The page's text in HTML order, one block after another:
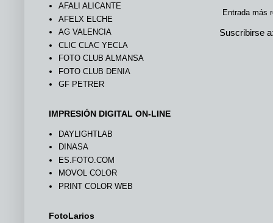
Entrada más
Suscribirse
AFALI ALICANTE
AFELX ELCHE
AG VALENCIA
CLIC CLAC YECLA
FOTO CLUB ALMANSA
FOTO CLUB DENIA
GF PETRER
IMPRESIÓN DIGITAL ON-LINE
DAYLIGHTLAB
DINASA
ES.FOTO.COM
MOVOL COLOR
PRINT COLOR WEB
FotoLarios